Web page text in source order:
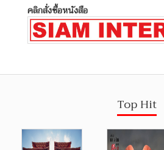
คลิกสั่งซื้อหนังสือ
Top Hit